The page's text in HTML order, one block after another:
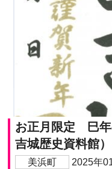
お正月限定 巳年
吉城歴史資料館）
美浜町
2025年